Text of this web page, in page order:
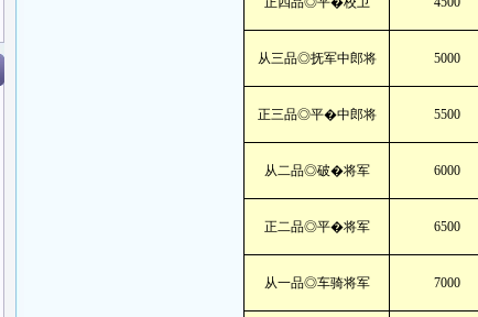
从三品◎抚军中郎将 5000
正三品◎平�中郎将 5500
从二品◎破�将军 6000
正二品◎平�将军 6500
从一品◎车骑将军 7000